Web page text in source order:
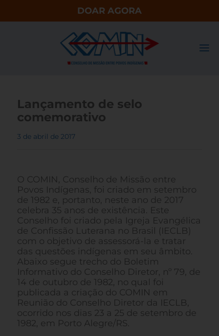
DOAR AGORA
Lançamento de selo
comemorativo
3 de abril de 2017
O COMIN, Conselho de Missão entre
Povos Indígenas, foi criado em setembro
de 1982 e, portanto, neste ano de 2017
celebra 35 anos de existência. Este
Conselho foi criado pela Igreja Evangélica
de Confissão Luterana no Brasil (IECLB)
com o objetivo de assessorá-la e tratar
das questões indígenas em seu âmbito.
Abaixo segue trecho do Boletim
Informativo do Conselho Diretor, nº 79, de
14 de outubro de 1982, no qual foi
publicada a criação do COMIN em
Reunião do Conselho Diretor da IECLB,
ocorrido nos dias 23 a 25 de setembro de
1982, em Porto Alegre/RS.